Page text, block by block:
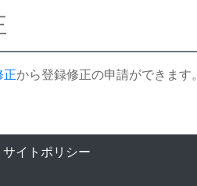
正から登録修正の申請ができます。
サイトポリシー